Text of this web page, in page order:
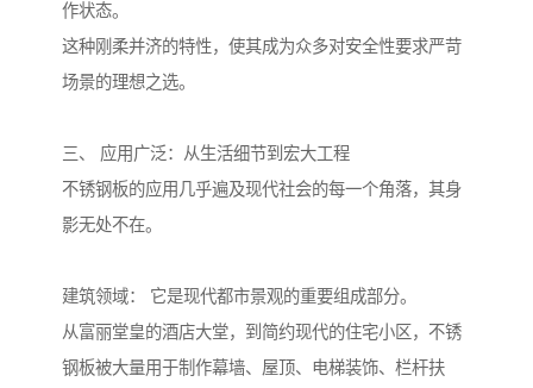
作状态。
这种刚柔并济的特性，使其成为众多对安全性要求严苛
场景的理想之选。
三、 应用广泛：从生活细节到宏大工程
不锈钢板的应用几乎遍及现代社会的每一个角落，其身
影无处不在。
建筑领域： 它是现代都市景观的重要组成部分。
从富丽堂皇的酒店大堂，到简约现代的住宅小区，不锈
钢板被大量用于制作幕墙、屋顶、电梯装饰、栏杆扶